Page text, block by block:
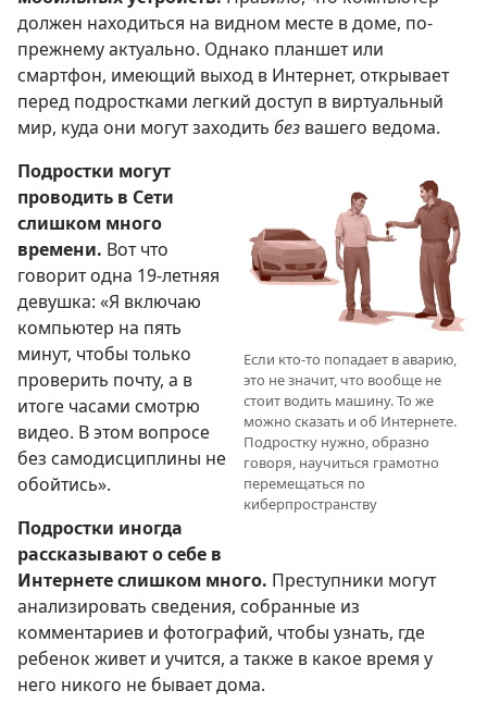
должен находиться на видном месте в доме, по-
прежнему актуально. Однако планшет или
смартфон, имеющий выход в Интернет, открывает
перед подростками легкий доступ в виртуальный
мир, куда они могут заходить без вашего ведома.
Если кто-то попадает в аварию,
это не значит, что вообще не
стоит водить машину. То же
можно сказать и об Интернете.
Подростку нужно, образно
говоря, научиться грамотно
перемещаться по
киберпространству
Подростки могут
проводить в Сети
слишком много
времени. Вот что
говорит одна 19-летняя
девушка: «Я включаю
компьютер на пять
минут, чтобы только
проверить почту, а в
итоге часами смотрю
видео. В этом вопросе
без самодисциплины не
обойтись».
Подростки иногда
рассказывают о себе в
Интернете слишком много. Преступники могут
анализировать сведения, собранные из
комментариев и фотографий, чтобы узнать, где
ребенок живет и учится, а также в какое время у
него никого не бывает дома.